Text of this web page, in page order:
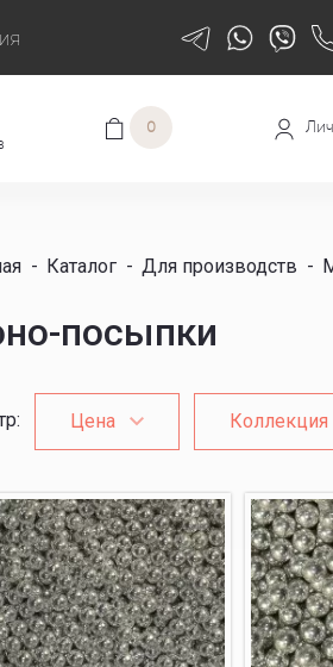
0
- Каталог - Для производств -
посыпки
: Цена Коллекция